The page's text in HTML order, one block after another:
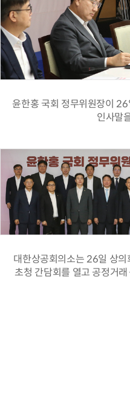
윤한홍 국회 정무위원장이
인사말
대한상공회의소는 26일 상
초청 간담회를 열고 공정거